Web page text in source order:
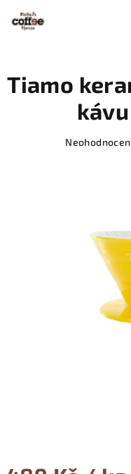
obsah
Tiamo
Průměrné
hvězdiček.